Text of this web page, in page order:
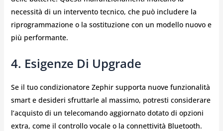
necessità di un intervento tecnico, che può includere la
riprogrammazione o la sostituzione con un modello nuovo e
più performante.
4. Esigenze Di Upgrade
Se il tuo condizionatore Zephir supporta nuove funzionalità
smart e desideri sfruttarle al massimo, potresti considerare
l’acquisto di un telecomando aggiornato dotato di opzioni
extra, come il controllo vocale o la connettività Bluetooth.